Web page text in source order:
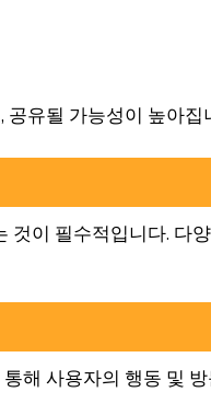
유될 가능성이 높아집
이 필수적입니다. 다
해 사용자의 행동 및